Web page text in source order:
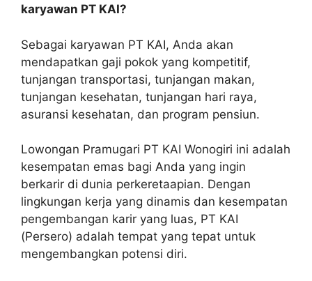
karyawan PT KAI?
Sebagai karyawan PT KAI, Anda akan
mendapatkan gaji pokok yang kompetitif,
tunjangan transportasi, tunjangan makan,
tunjangan kesehatan, tunjangan hari raya,
asuransi kesehatan, dan program pensiun.
Lowongan Pramugari PT KAI Wonogiri ini adalah
kesempatan emas bagi Anda yang ingin
berkarir di dunia perkeretaapian. Dengan
lingkungan kerja yang dinamis dan kesempatan
pengembangan karir yang luas, PT KAI
(Persero) adalah tempat yang tepat untuk
mengembangkan potensi diri.